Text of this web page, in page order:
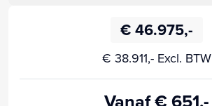
€ 46.975,-
€ 38.911,- Excl. BTW
Vanaf € 651,-